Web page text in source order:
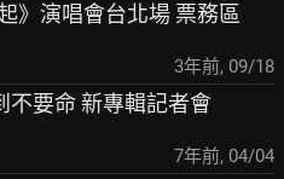
》演唱會台北場 票務區
3年前, 09/18
不要命 新專輯記者會
7年前, 04/04